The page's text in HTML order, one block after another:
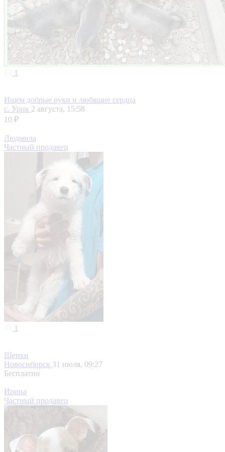
1
Ищем добрые руки и любящие сердца
с. Урик 2 августа, 15:58
10 ₽
Людмила
Частный продавец
1
Щенки
Новосибирск 31 июля, 09:27
Бесплатно
Ирина
Частный продавец